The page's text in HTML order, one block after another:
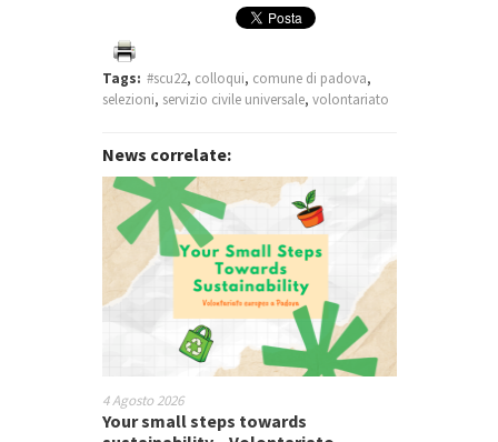
Tags: #scu22, colloqui, comune di padova,
selezioni, servizio civile universale, volontariato
News correlate:
4 Agosto 2026
Your small steps towards